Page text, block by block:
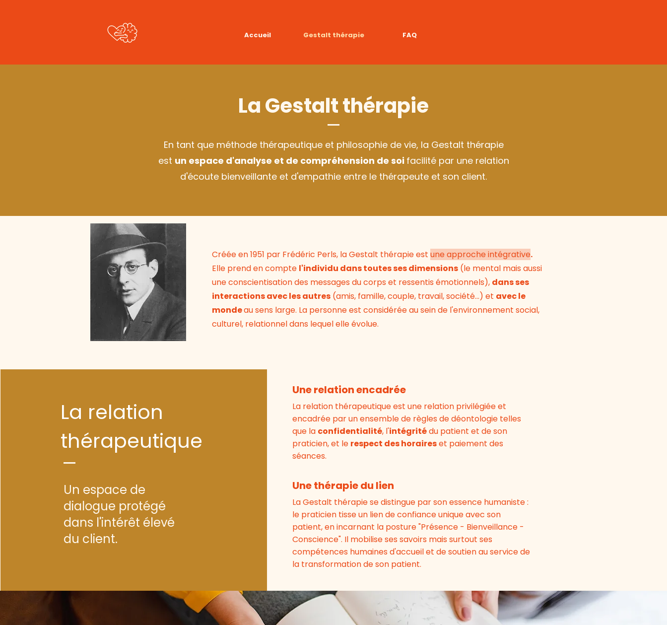
Accueil Gestalt thérapie FAQ
La Gestalt thérapie
En tant que méthode thérapeutique et philosophie de vie, la Gestalt thérapie
est un espace d'analyse et de compréhension de soi facilité par une relation
d'écoute bienveillante et d'empathie entre le thérapeute et son client.
Créée en 1951 par Frédéric Perls, la Gestalt thérapie est une approche intégrative.
Elle prend en compte l'individu dans toutes ses dimensions (le mental mais aussi
une conscientisation des messages du corps et ressentis émotionnels), dans ses
interactions avec les autres (amis, famille, couple, travail, société...) et avec le
mondeau sens large. La personne est considérée au sein de l'environnement social,
culturel, relationnel dans lequel elle évolue.
La relation
thérapeutique
Un espace de
dialogue protégé
dans l'intérêt élevé
du client.
Une relation encadrée
La relation thérapeutique est une relation privilégiée et
encadrée par un ensemble de règles de déontologie telles
que la confidentialité, l'intégritédu patient et de son
praticien, et le respect des horaireset paiement des
séances.
Une thérapie du lien
La Gestalt thérapie se distingue par son essence humaniste :
le praticien tisse un lien de confiance unique avec son
patient, en incarnant la posture "Présence - Bienveillance -
Conscience". Il mobilise ses savoirs mais surtout ses
compétences humaines d'accueil et de soutien au service de
la transformation de son patient.